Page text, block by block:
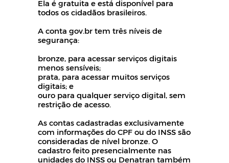
Ela é gratuita e está disponível para
todos os cidadãos brasileiros.
A conta gov.br tem três níveis de
segurança:
bronze, para acessar serviços digitais
menos sensíveis;
prata, para acessar muitos serviços
digitais; e
ouro para qualquer serviço digital, sem
restrição de acesso.
As contas cadastradas exclusivamente
com informações do CPF ou do INSS são
consideradas de nível bronze. O
cadastro feito presencialmente nas
unidades do INSS ou Denatran também